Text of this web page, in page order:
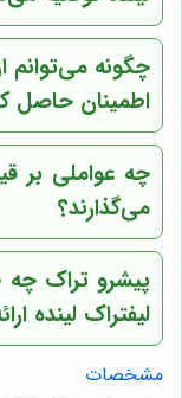
چگونه می‌توانم
اطمینان حاصل
چه عواملی بر
می‌گذارند؟
پیشرو تراک چه
لیفتراک لینده
مشخصات